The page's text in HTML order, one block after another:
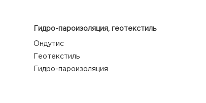
Гидро-пароизоляция, геотекстиль
Ондутис
Геотекстиль
Гидро-пароизоляция